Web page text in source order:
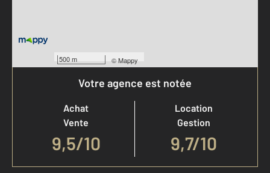
500 m ©Mappy
Votre agence est notée
Achat
Vente
9,5/10
Location
Gestion
9,7/10